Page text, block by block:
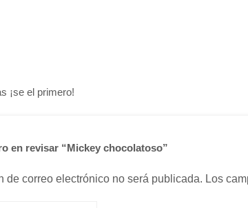
¡se el primero!
en revisar “Mickey chocolatoso”
de correo electrónico no será publicada. Los